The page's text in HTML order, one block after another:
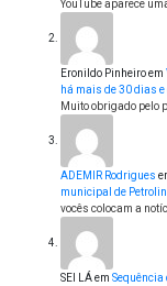
YouTube aparece
Eronildo Pinheiroem
há mais de 30 dias e
Muito obrigado pelo
ADEMIR Rodrigues
municipal de
vocês colocam a
SEI LÁem